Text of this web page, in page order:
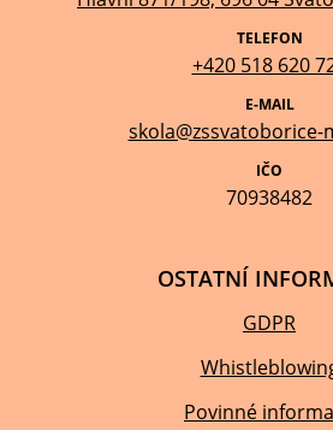
TELEFON
+420 518 620
E-MAIL
skola@zssvatoborice-
IČO
70938482
OSTATNÍ
GDPR
Povinné